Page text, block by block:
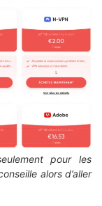
pour les
alors d’aller